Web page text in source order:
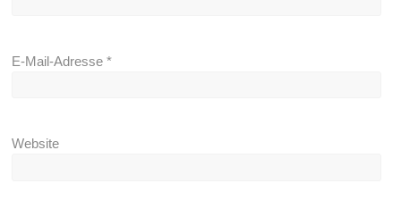
E-Mail-Adresse*
Website